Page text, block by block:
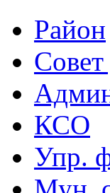
Район
Совет
КСО
Упр.